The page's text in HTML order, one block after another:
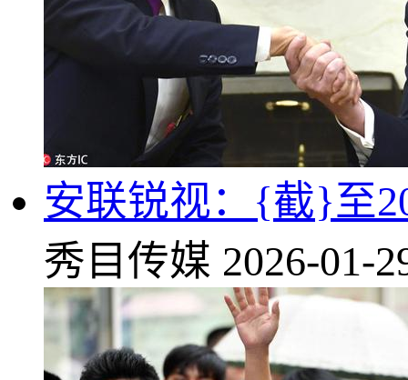
安联锐视：{截}至
秀目传媒 2026-01-